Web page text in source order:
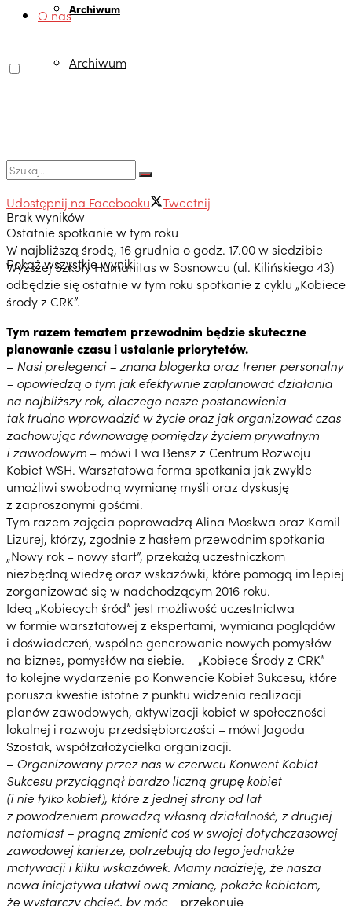
Archiwum
O nas
Archiwum
Brak wyników
Pokaż wszystkie wyniki
Udostępnij na Facebooku
Tweetnij
Ostatnie spotkanie w tym roku
W najbliższą środę, 16 grudnia o godz. 17.00 w siedzibie
Wyższej Szkoły Humanitas w Sosnowcu (ul. Kilińskiego 43)
odbędzie się ostatnie w tym roku spotkanie z cyklu „Kobiece
środy z CRK”.
Tym razem tematem przewodnim będzie skuteczne
planowanie czasu i ustalanie priorytetów.
– Nasi prelegenci – znana blogerka oraz trener personalny
– opowiedzą o tym jak efektywnie zaplanować działania
na najbliższy rok, dlaczego nasze postanowienia
tak trudno wprowadzić w życie oraz jak organizować czas
zachowując równowagę pomiędzy życiem prywatnym
i zawodowym – mówi Ewa Bensz z Centrum Rozwoju
Kobiet WSH. Warsztatowa forma spotkania jak zwykle
umożliwi swobodną wymianę myśli oraz dyskusję
z zaproszonymi gośćmi.
Tym razem zajęcia poprowadzą Alina Moskwa oraz Kamil
Lizurej, którzy, zgodnie z hasłem przewodnim spotkania
„Nowy rok – nowy start”, przekażą uczestniczkom
niezbędną wiedzę oraz wskazówki, które pomogą im lepiej
zorganizować się w nadchodzącym 2016 roku.
Ideą „Kobiecych śród” jest możliwość uczestnictwa
w formie warsztatowej z ekspertami, wymiana poglądów
i doświadczeń, wspólne generowanie nowych pomysłów
na biznes, pomysłów na siebie. – „Kobiece Środy z CRK”
to kolejne wydarzenie po Konwencie Kobiet Sukcesu, które
porusza kwestie istotne z punktu widzenia realizacji
planów zawodowych, aktywizacji kobiet w społeczności
lokalnej i rozwoju przedsiębiorczości – mówi Jagoda
Szostak, współzałożycielka organizacji.
– Organizowany przez nas w czerwcu Konwent Kobiet
Sukcesu przyciągnął bardzo liczną grupę kobiet
(i nie tylko kobiet), które z jednej strony od lat
z powodzeniem prowadzą własną działalność, z drugiej
natomiast – pragną zmienić coś w swojej dotychczasowej
zawodowej karierze, potrzebują do tego jednakże
motywacji i kilku wskazówek. Mamy nadzieję, że nasza
nowa inicjatywa ułatwi ową zmianę, pokaże kobietom,
że wystarczy chcieć, by móc– przekonuje